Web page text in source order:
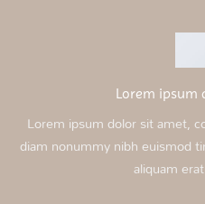
Lorem ipsum
Lorem ipsum dolor sit amet,
diam nonummy nibh euismod
aliquam